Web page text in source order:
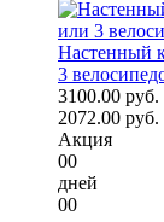
Настенный
3
3100.00 руб.
2072.00 руб.
Акция
00
дней
00